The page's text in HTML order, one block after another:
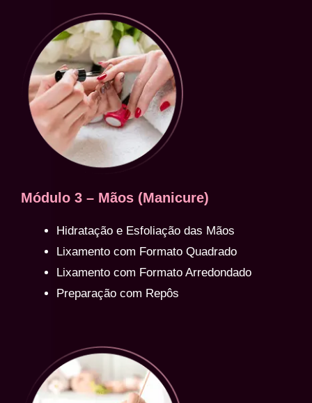
Módulo 3 – Mãos (Manicure)
Hidratação e Esfoliação das Mãos
Lixamento com Formato Quadrado
Lixamento com Formato Arredondado
Preparação com Repôs